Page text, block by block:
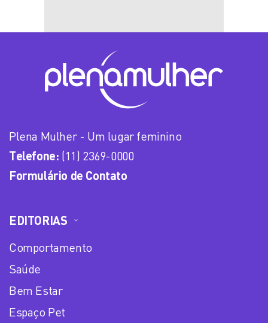
Plena Mulher - Um lugar feminino
Telefone: (11) 2369-0000
Formulário de Contato
EDITORIAS
Comportamento
Saúde
Bem Estar
Espaço Pet